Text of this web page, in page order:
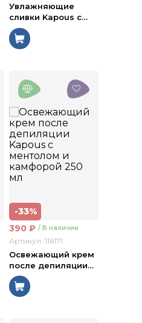
Увлажняющие
сливки Kapous с…
-33%
390 ₽ / В наличии
Артикул: 116171
Освежающий крем
после депиляции…